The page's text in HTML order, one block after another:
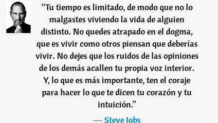
“Tu tiempo es limitado, de modo que no lo
malgastes viviendo la vida de alguien
distinto. No quedes atrapado en el dogma,
que es vivir como otros piensan que deberías
vivir. No dejes que los ruidos de las opiniones
de los demás acallen tu propia voz interior.
Y, lo que es más importante, ten el coraje
para hacer lo que te dicen tu corazón y tu
intuición.”
―Steve Jobs